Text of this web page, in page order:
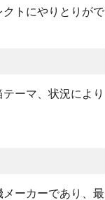
トにやりとりがで
ーマ、状況により
ーカーであり、最